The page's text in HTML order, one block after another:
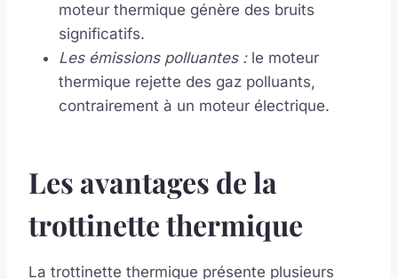
moteur thermique génère des bruits
significatifs.
Les émissions polluantes :le moteur
thermique rejette des gaz polluants,
contrairement à un moteur électrique.
Les avantages de la
trottinette thermique
La trottinette thermique présente plusieurs